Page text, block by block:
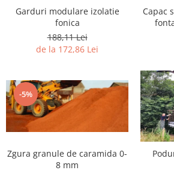
Garduri modulare izolatie
fonica
188,11 Lei
de la 172,86 Lei
Capac
-5%
Zgura granule de caramida 0-
8 mm